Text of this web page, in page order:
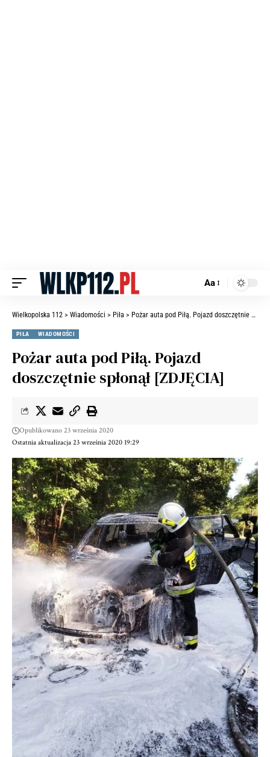
Aa
Wielkopolska 112 > Wiadomości > Piła > Pożar auta pod Piłą. Pojazd doszczętnie spłonął [ZDJĘCIA]
PIŁA WIADOMOŚCI
Pożar auta pod Piłą. Pojazd
doszczętnie spłonął [ZDJĘCIA]
Ostatnia aktualizacja 23 września 2020 19:29
Opublikowano 23 września 2020